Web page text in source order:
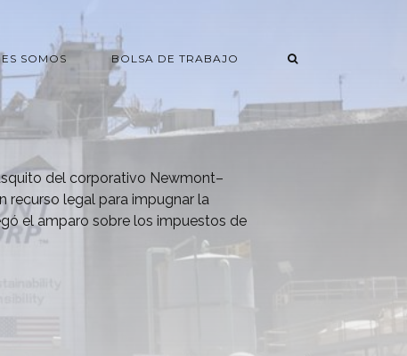
SOMOS BOLSA DE TRABAJO
del corporativo Newmont–
recurso legal para impugnar la
el amparo sobre los impuestos de